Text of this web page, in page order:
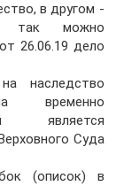
в другом -
так можно
26.06.19 дело
наследство
временно
является
Суда
(описок) в